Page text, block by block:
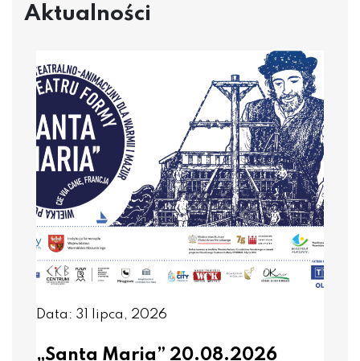
Aktualności
Data: 31 lipca, 2026
„Santa Maria” 20.08.2026